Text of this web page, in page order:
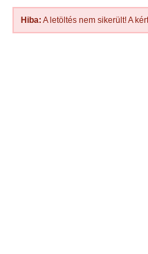
Hiba: A letöltés nem sikerült! A